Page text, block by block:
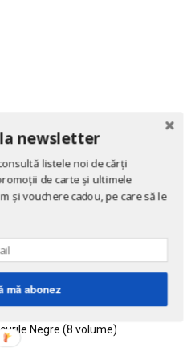
carti clasice ale Chinei
Negre (8 volume)
newsletter
listele noi de cărți
de carte și ultimele
și vouchere cadou, pe care să le
mă abonez